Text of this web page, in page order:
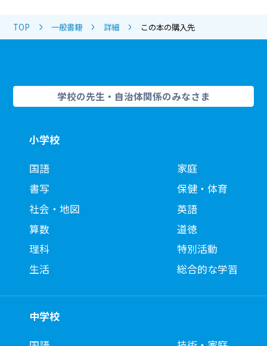
TOP 一般書籍 詳細 この本の購入先
学校の先生・自治体関係のみなさま
小学校
国語
書写
社会・地図
算数
理科
生活
家庭
保健・体育
英語
道徳
特別活動
総合的な学習
中学校